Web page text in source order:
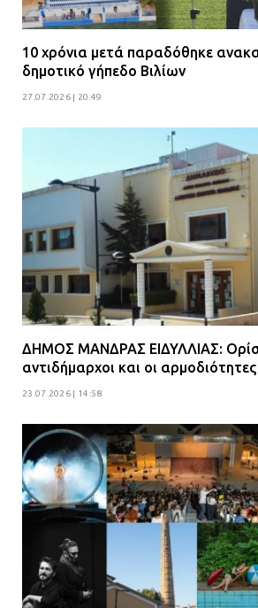
10 χρόνια μετά παραδόθηκε
δημοτικό γήπεδο Βιλίων
27.07.2026 | 20:49
ΔΗΜΟΣ ΜΑΝΔΡΑΣ ΕΙΔΥΛΛΙΑΣ:
αντιδήμαρχοι και οι
23.07.2026 | 14:58